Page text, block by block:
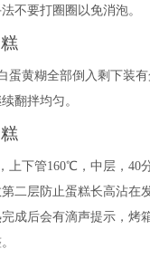
不要打圈圈以免消泡。
蛋黄糊全部倒入剩下装
翻拌均匀。
上下管160℃，中层，40
二层防止蛋糕长高沾在
成后会有滴声提示，烤